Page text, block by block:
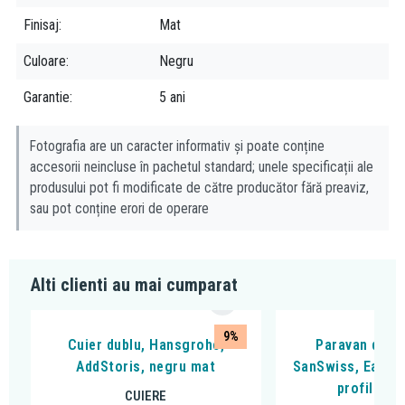
Finisaj Mat
Culoare Negru
Garantie 5 ani
Fotografia are un caracter informativ și poate conține
accesorii neincluse în pachetul standard; unele specificații ale
produsului pot fi modificate de către producător fără preaviz,
sau pot conține erori de operare
Alti clienti au mai cumparat
9%
Cuier dublu, Hansgrohe,
AddStoris, negru mat
CUIERE
Paravan de
SanSwiss, Easy,
profil